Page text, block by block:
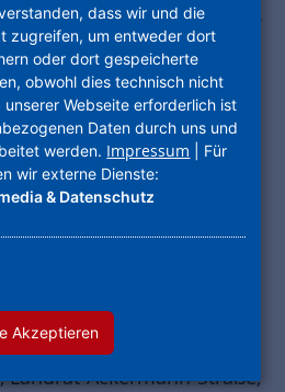
Darmstadt und Heidelberg.
ist die Stadt vor allem
idealer Wohnort. Der
lädt zu einem gemütlichen
Sie durch die Altstadt
Anblick des alten
Verkehrsanbindung als
sind sehr gut. Schulen
sind ebenfalls
in Michelstadt befinden
Straße, Michael-Haas-
Landrat-Ackermann-Straße,
dass wir und die
zugreifen, um entweder dort
oder dort gespeicherte
obwohl dies technisch nicht
Webseite erforderlich ist
Daten durch uns und
werden. Impressum | Für
wir externe Dienste:
& Datenschutz
Akzeptieren